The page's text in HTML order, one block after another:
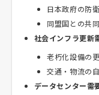
日本政府の防
同盟国との共
社会インフラ更新
老朽化設備の
交通・物流の
データセンター需